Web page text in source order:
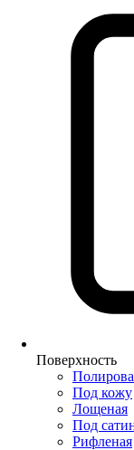
Поверхность
Под кожу
Лощеная
Под
Рифленая